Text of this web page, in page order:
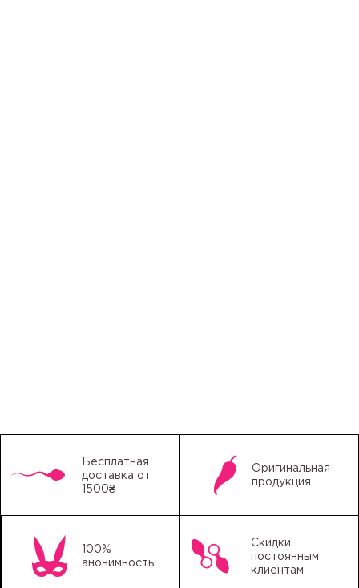
Бесплатная
доставка от
1500₴
Оригинальная
продукция
100%
анонимность
Скидки
постоянным
клиентам